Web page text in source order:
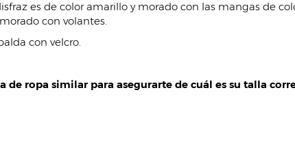
es de color amarillo y morado con las mangas de
con volantes.
con velcro.
de ropa similar para asegurarte de cuál es su talla